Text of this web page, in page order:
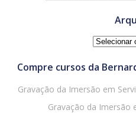
Arquivo
Compre cursos da
Gravação da Imersão em
Gravação da Imersão